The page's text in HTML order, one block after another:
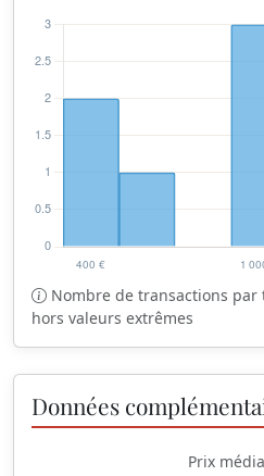
Nombre de transactions par
hors valeurs extrêmes
Données
Prix